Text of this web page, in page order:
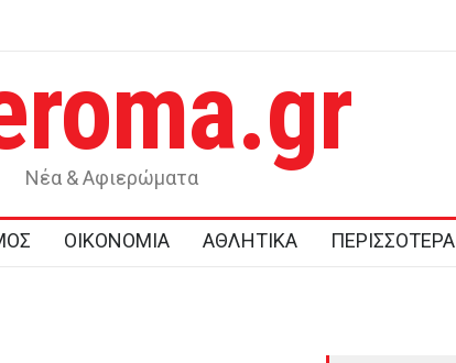
καρπούζι; Γιατί δεν πρέπει να πετάτε τη φλούδα
Νέα & Αφιερώματα
ΟΙΚΟΝΟΜΙΑ ΑΘΛΗΤΙΚΑ ΠΕΡΙΣΣΟΤΕΡΑ